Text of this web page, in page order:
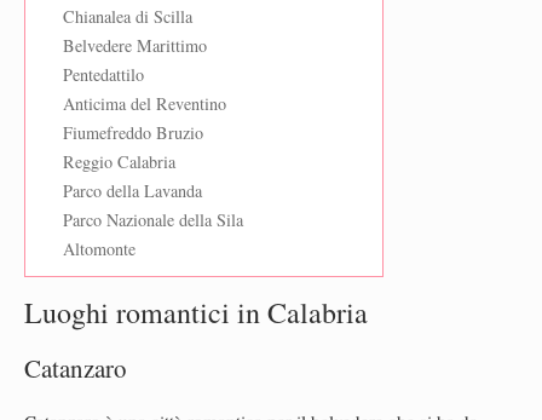
Chianalea di Scilla
Belvedere Marittimo
Pentedattilo
Anticima del Reventino
Fiumefreddo Bruzio
Reggio Calabria
Parco della Lavanda
Parco Nazionale della Sila
Altomonte
Luoghi romantici in Calabria
Catanzaro